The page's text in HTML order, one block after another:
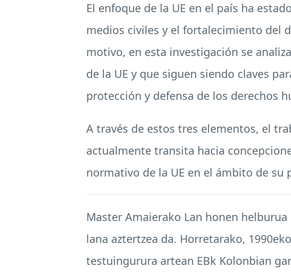
El enfoque de la UE en el país ha
medios civiles y el fortalecimiento del
motivo, en esta investigación se
de la UE y que siguen siendo claves
protección y defensa de los derechos
A través de estos tres elementos, el
actualmente transita hacia
normativo de la UE en el ámbito de
Master Amaierako Lan honen
lana aztertzea da. Horretarako,
testuingurura artean EBk Kolonbian